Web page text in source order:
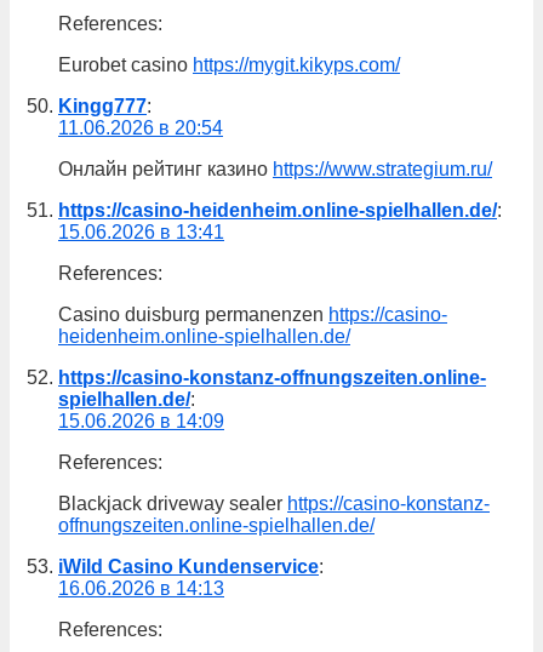
References:
Eurobet casino https://mygit.kikyps.com/
Kingg777:
11.06.2026 в 20:54
Онлайн рейтинг казино https://www.strategium.ru/
https://casino-heidenheim.online-spielhallen.de/:
15.06.2026 в 13:41
References:
Casino duisburg permanenzen https://casino-
heidenheim.online-spielhallen.de/
https://casino-konstanz-offnungszeiten.online-
spielhallen.de/:
15.06.2026 в 14:09
References:
Blackjack driveway sealer https://casino-konstanz-
offnungszeiten.online-spielhallen.de/
iWild Casino Kundenservice:
16.06.2026 в 14:13
References: